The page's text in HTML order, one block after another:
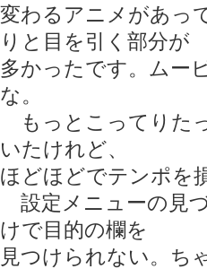
変わるアニメがあっ
りと目を引く部分が
多かったです。ムー
な。
もっとこってりた
いたけれど、
ほどほどでテンポを
設定メニューの見
けで目的の欄を
見つけられない。ち